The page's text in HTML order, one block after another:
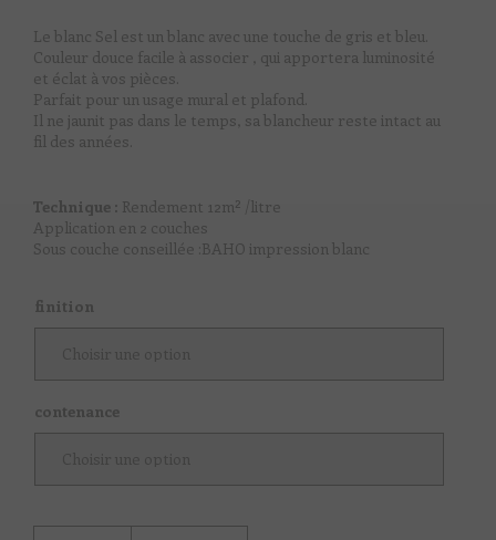
Le blanc Sel est un blanc avec une touche de gris et bleu.
Couleur douce facile à associer , qui apportera luminosité
et éclat à vos pièces.
Parfait pour un usage mural et plafond.
Il ne jaunit pas dans le temps, sa blancheur reste intact au
fil des années.
Technique : Rendement 12m² /litre
Application en 2 couches
Sous couche conseillée :BAHO impression blanc
finition
contenance